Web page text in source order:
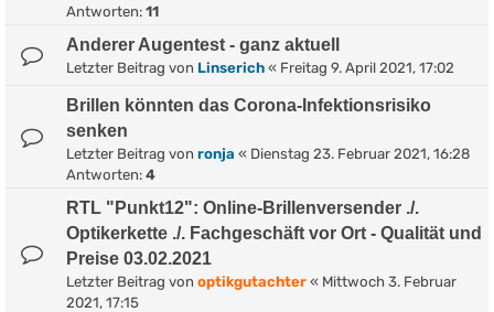
Antworten: 11
Anderer Augentest - ganz aktuell
Letzter Beitrag von Linserich « Freitag 9. April 2021, 17:02
Brillen könnten das Corona-Infektionsrisiko
senken
Letzter Beitrag von ronja « Dienstag 23. Februar 2021, 16:28
Antworten: 4
RTL "Punkt12": Online-Brillenversender ./.
Optikerkette ./. Fachgeschäft vor Ort - Qualität und
Preise 03.02.2021
Letzter Beitrag von optikgutachter « Mittwoch 3. Februar
2021, 17:15